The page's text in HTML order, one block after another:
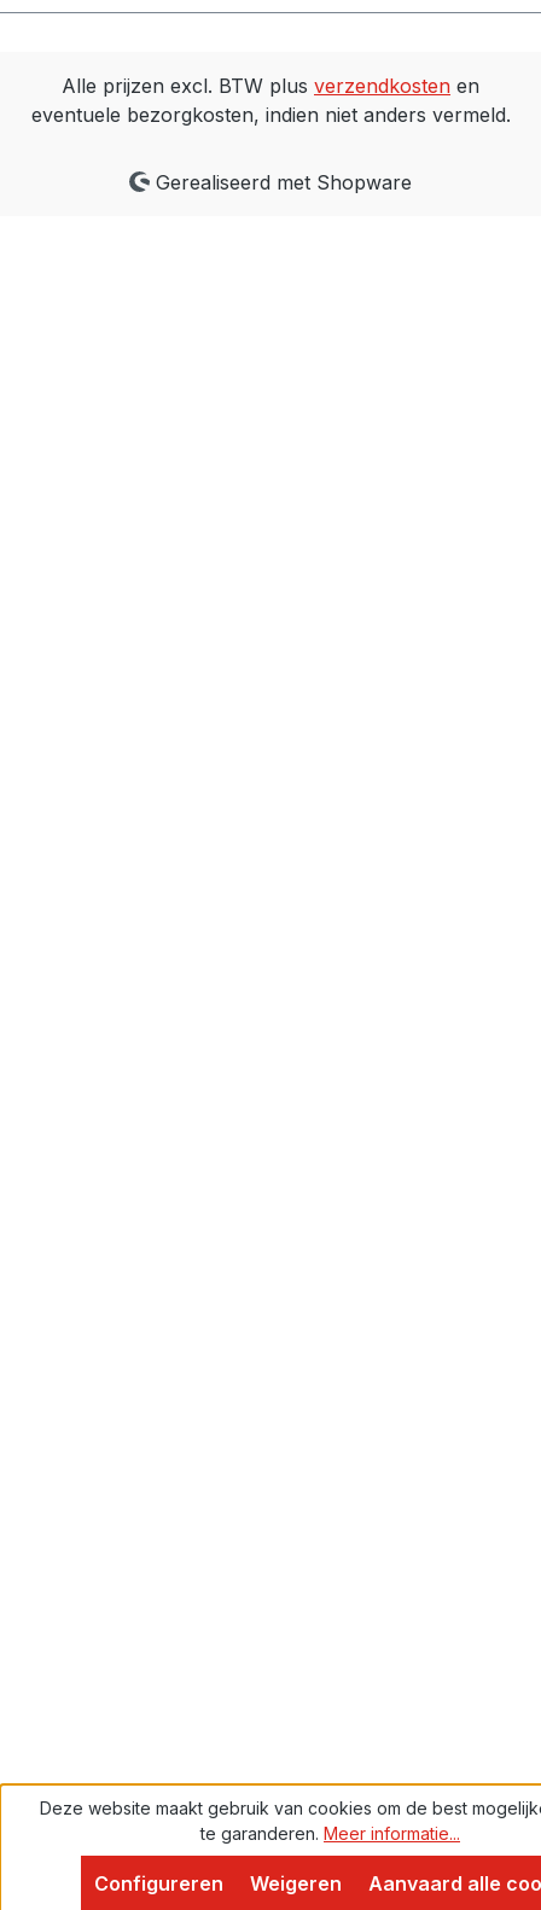
Alle prijzen excl. BTW plus verzendkosten en
eventuele bezorgkosten, indien niet anders vermeld.
Proven Expert
Gerealiseerd met Shopware
Deze website maakt gebruik van cookies om de best
te garanderen. Meer informatie...
Weigeren
Configureren Aanvaard alle